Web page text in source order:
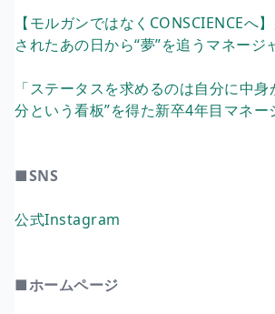
【モルガンではなくCONSCIENCEへ
されたあの日から“夢”を追うマネージ
「ステータスを求めるのは自分に中身
分という看板”を得た新卒4年目マネー
■SNS
公式Instagram
■ホームページ